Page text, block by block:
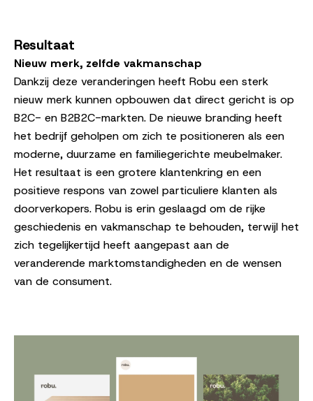
Resultaat
Nieuw merk, zelfde vakmanschap
Dankzij deze veranderingen heeft Robu een sterk
nieuw merk kunnen opbouwen dat direct gericht is op
B2C- en B2B2C-markten. De nieuwe branding heeft
het bedrijf geholpen om zich te positioneren als een
moderne, duurzame en familiegerichte meubelmaker.
Het resultaat is een grotere klantenkring en een
positieve respons van zowel particuliere klanten als
doorverkopers. Robu is erin geslaagd om de rijke
geschiedenis en vakmanschap te behouden, terwijl het
zich tegelijkertijd heeft aangepast aan de
veranderende marktomstandigheden en de wensen
van de consument.